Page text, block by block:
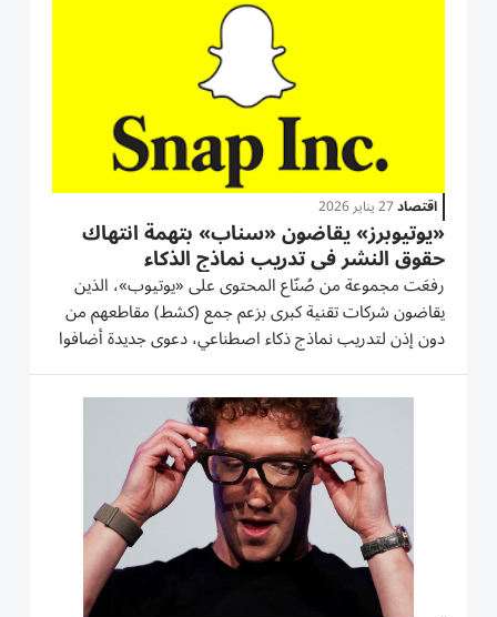
اقتصاد27 يناير 2026
«يوتيوبرز» يقاضون «سناب» بتهمة انتهاك
حقوق النشر في تدريب نماذج الذكاء
الاصطناعي
رفعَت مجموعة من صُنّاع المحتوى على «يوتيوب»، الذين
يقاضون شركات تقنية كبرى بزعم جمع (كشط) مقاطعهم من
دون إذن لتدريب نماذج ذكاء اصطناعي، دعوى جديدة أضافوا
فيها شركة «سناب» إلى قائمة المدّعى عليهم. ويزعم
المدّعون -وهم منشئو محتوى يقفون خلف ثلاث قنوات على
يوتيوب يبلغ مجموع...